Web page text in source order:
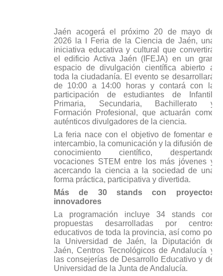
Jaén acogerá el próximo 20 de mayo de
2026 la I Feria de la Ciencia de Jaén, una
iniciativa educativa y cultural que convertirá
el edificio Activa Jaén (IFEJA) en un gran
espacio de divulgación científica abierto a
toda la ciudadanía. El evento se desarrollará
de 10:00 a 14:00 horas y contará con la
participación de estudiantes de Infantil,
Primaria, Secundaria, Bachillerato y
Formación Profesional, que actuarán como
auténticos divulgadores de la ciencia.
La feria nace con el objetivo de fomentar el
intercambio, la comunicación y la difusión del
conocimiento científico, despertando
vocaciones STEM entre los más jóvenes y
acercando la ciencia a la sociedad de una
forma práctica, participativa y divertida.
Más de 30 stands con proyectos
innovadores
La programación incluye 34 stands con
propuestas desarrolladas por centros
educativos de toda la provincia, así como por
la Universidad de Jaén, la Diputación de
Jaén, Centros Tecnológicos de Andalucía y
las consejerías de Desarrollo Educativo y de
Universidad de la Junta de Andalucía.